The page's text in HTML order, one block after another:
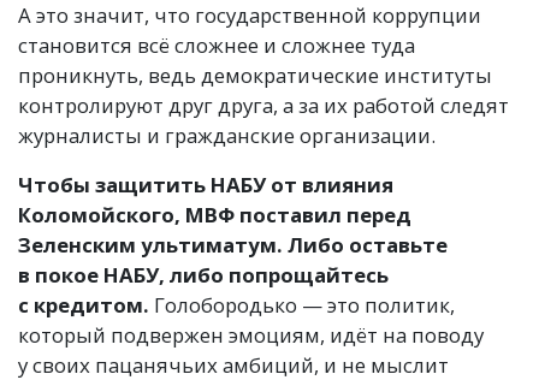
А это значит, что государственной коррупции
становится всё сложнее и сложнее туда
проникнуть, ведь демократические институты
контролируют друг друга, а за их работой следят
журналисты и гражданские организации.
Чтобы защитить НАБУ от влияния
Коломойского, МВФ поставил перед
Зеленским ультиматум. Либо оставьте
в покое НАБУ, либо попрощайтесь
с кредитом. Голобородько — это политик,
который подвержен эмоциям, идёт на поводу
у своих пацанячьих амбиций, и не мыслит